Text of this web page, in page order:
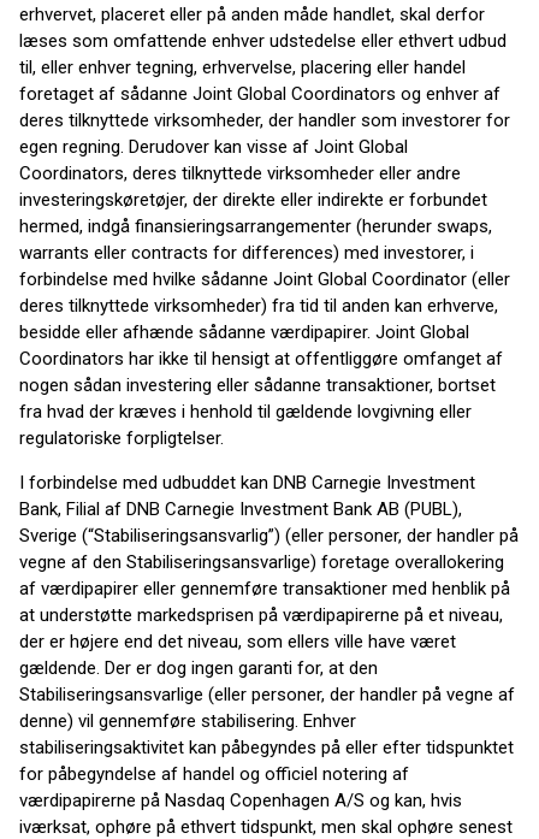
erhvervet, placeret eller på anden måde handlet, skal derfor
læses som omfattende enhver udstedelse eller ethvert udbud
til, eller enhver tegning, erhvervelse, placering eller handel
foretaget af sådanne Joint Global Coordinators og enhver af
deres tilknyttede virksomheder, der handler som investorer for
egen regning. Derudover kan visse af Joint Global
Coordinators, deres tilknyttede virksomheder eller andre
investeringskøretøjer, der direkte eller indirekte er forbundet
hermed, indgå finansieringsarrangementer (herunder swaps,
warrants eller contracts for differences) med investorer, i
forbindelse med hvilke sådanne Joint Global Coordinator (eller
deres tilknyttede virksomheder) fra tid til anden kan erhverve,
besidde eller afhænde sådanne værdipapirer. Joint Global
Coordinators har ikke til hensigt at offentliggøre omfanget af
nogen sådan investering eller sådanne transaktioner, bortset
fra hvad der kræves i henhold til gældende lovgivning eller
regulatoriske forpligtelser.
I forbindelse med udbuddet kan DNB Carnegie Investment
Bank, Filial af DNB Carnegie Investment Bank AB (PUBL),
Sverige (“Stabiliseringsansvarlig”) (eller personer, der handler på
vegne af den Stabiliseringsansvarlige) foretage overallokering
af værdipapirer eller gennemføre transaktioner med henblik på
at understøtte markedsprisen på værdipapirerne på et niveau,
der er højere end det niveau, som ellers ville have været
gældende. Der er dog ingen garanti for, at den
Stabiliseringsansvarlige (eller personer, der handler på vegne af
denne) vil gennemføre stabilisering. Enhver
stabiliseringsaktivitet kan påbegyndes på eller efter tidspunktet
for påbegyndelse af handel og officiel notering af
værdipapirerne på Nasdaq Copenhagen A/S og kan, hvis
iværksat, ophøre på ethvert tidspunkt, men skal ophøre senest